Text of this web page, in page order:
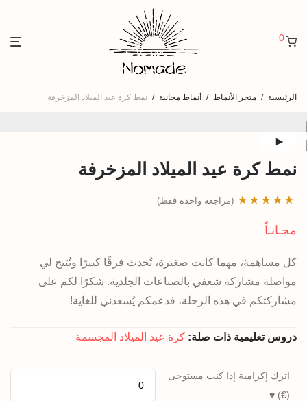
0
الرئيسية / متجر الأنماط / أنماط مجانية / نمط كرة عيد الميلاد المزخرفة
نمط كرة عيد الميلاد المزخرفة
5.00
واحد من 5
(مراجعة واحدة فقط)
مجـانـاً
كل مساهمة، مهما كانت صغيرة، تُحدث فرقًا كبيرًا وتُتيح لي
مواصلة مشاركة شغفي بالصناعات الجلدية. شكرًا لكم على
مشاركتكم في هذه الرحلة، فدعمكم يُسعدني للغاية!
دروس تعليمية ذات صلة: كرة عيد الميلاد المجسمة
اترك إكرامية إذا كنت مستوحى
(€) ♥